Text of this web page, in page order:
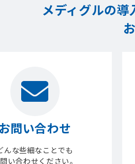
メディグルの
お問い合わせ
んな些細なことでも
い合わせください。